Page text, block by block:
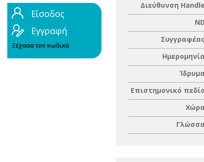
Είσοδος
Εγγραφή
Ξέχασα τον κωδικό
Διεύθυνση Handle
ND
Ημερομηνία
Ίδρυμα
Επιστημονικό πεδίο
Χώρα
Γλώσσα